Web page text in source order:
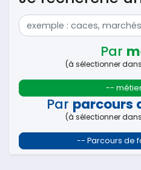
Par
(à sélectionner
--
Par parcours
(à sélectionner
-- Parcours de